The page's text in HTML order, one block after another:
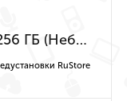
Смартфон Apple iPhone Air 256 ГБ (Небесно-голубой | Sky Blue) Имеет недостаток в виде невозможности предустановки RuStore
RuStore